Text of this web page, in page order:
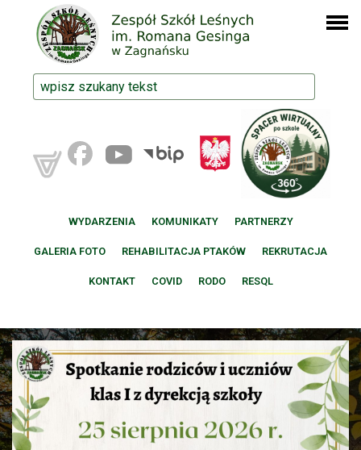
WYDARZENIA KOMUNIKATY PARTNERZY
GALERIA FOTO REHABILITACJA PTAKÓW REKRUTACJA
KONTAKT COVID RODO RESQL